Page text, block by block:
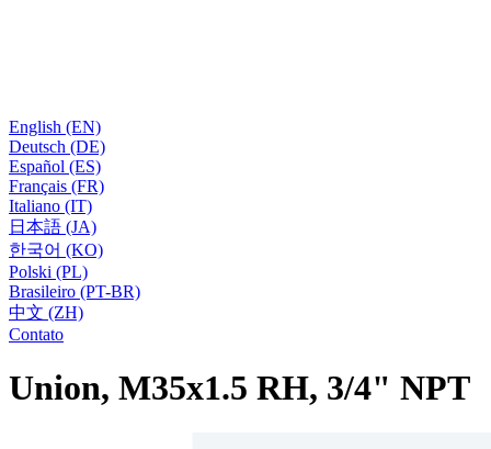
English (EN)
Deutsch (DE)
Español (ES)
Français (FR)
Italiano (IT)
日本語 (JA)
한국어 (KO)
Polski (PL)
Brasileiro (PT-BR)
中文 (ZH)
Contato
Union, M35x1.5 RH, 3/4" NPT